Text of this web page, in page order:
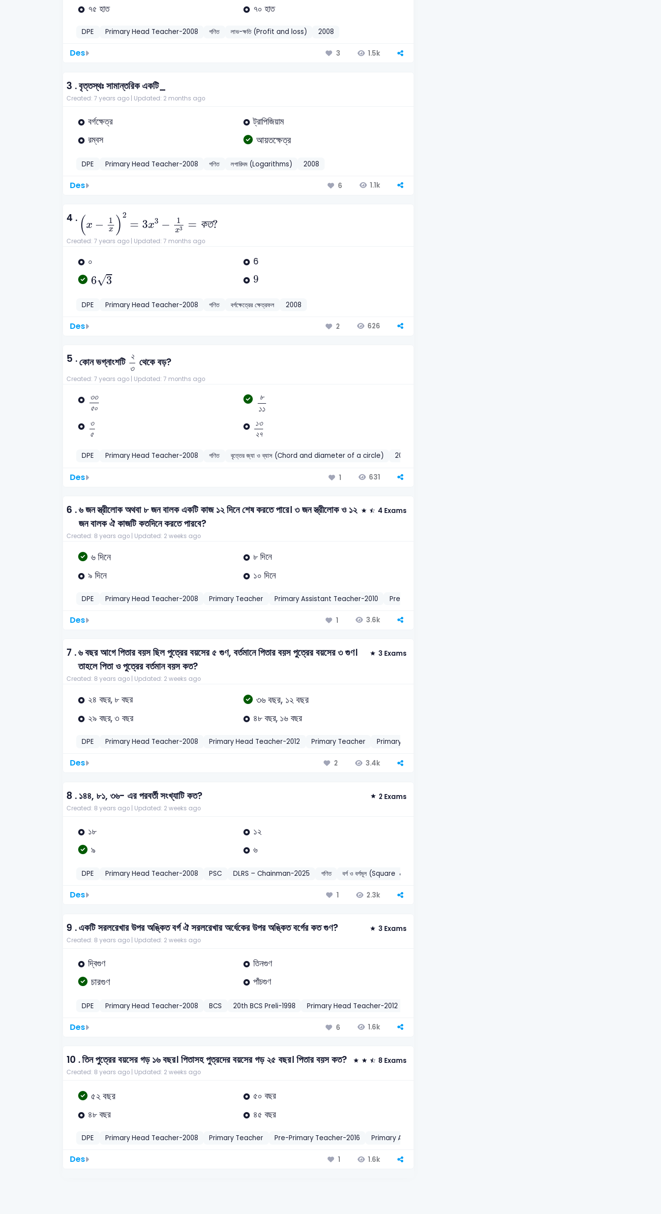
৭৫ হাত
৭০ হাত
DPE Primary Head Teacher-2008 গণিত লাভ-ক্ষতি (Profit and loss) 2008
Des 3 1.5k
3 .বৃত্তস্থঃ সামান্তরিক একটি_
Created: 7 years ago | Updated: 2 months ago
বর্গক্ষেত্র
ট্রাপিজিয়াম
রম্বস
আয়তক্ষেত্র
DPE Primary Head Teacher-2008 গণিত লগারিদম (Logarithms) 2008
Des 6 1.1k
4 . (x − 1
x ) 2
= 3x3 − 1
x3 = কত?
(x 2=3
Created: 7 years ago | Updated: 7 months ago
০ 6
6√3
6 3 9
9
DPE Primary Head Teacher-2008 গণিত বর্গক্ষেত্রের ক্ষেত্রফল 2008
Des 2 626
5 .কোন ভগ্নাংশটি ২
৩
২৩
থেকে বড়?
Created: 7 years ago | Updated: 7 months ago
৩৩
৫০
৩৩
৮
১১
৮১
৩
৫
৩৫ ১৩
২৭
১৩
DPE Primary Head Teacher-2008 গণিত বৃত্তের জ্যা ও ব্যাস (Chord and diameter of a circle) 2008
Des 1 631
6 .৬ জন স্ত্রীলোক অথবা ৮ জন বালক একটি কাজ ১২ দিনে শেষ করতে পারে। ৩ জন স্ত্রীলোক ও ১২
জন বালক ঐ কাজটি কতদিনে করতে পারবে?
4 Exams
Created: 8 years ago | Updated: 2 weeks ago
৬ দিনে
৮ দিনে
৯ দিনে
১০ দিনে
DPE Primary Head Teacher-2008 Primary Teacher Primary Assistant Teacher-2010 Pre-Primary Teacher-2016
Des 1 3.6k
7 .৬ বছর আগে পিতার বয়স ছিল পুত্রের বয়সের ৫ গুণ, বর্তমানে পিতার বয়স পুত্রের বয়সের ৩ গুণ।
তাহলে পিতা ও পুত্রের বর্তমান বয়স কত?
3 Exams
Created: 8 years ago | Updated: 2 weeks ago
২৪ বছর, ৮ বছর ৩৬ বছর, ১২ বছর
২৯ বছর, ৩ বছর ৪৮ বছর, ১৬ বছর
DPE Primary Head Teacher-2008 Primary Head Teacher-2012 Primary Teacher Primary Assistant Teacher-2011
Des 2 3.4k
8 .১৪৪, ৮১, ৩৬- এর পরবর্তী সংখ্যাটি কত? 2 Exams
Created: 8 years ago | Updated: 2 weeks ago
১৮ ১২
৯ ৬
DPE Primary Head Teacher-2008 PSC DLRS – Chainman-2025 গণিত বর্গ ও বর্গমূল (Square & Square root)
Des 1 2.3k
9 .একটি সরলরেখার উপর অঙ্কিত বর্গ ঐ সরলরেখার অর্ধেকের উপর অঙ্কিত বর্গের কত গুণ? 3 Exams
Created: 8 years ago | Updated: 2 weeks ago
দ্বিগুণ তিনগুণ
চারগুণ পাঁচগুণ
DPE Primary Head Teacher-2008 BCS 20th BCS Preli-1998 Primary Head Teacher-2012
Des 6 1.6k
10 .তিন পুত্রের বয়সের গড় ১৬ বছর। পিতাসহ পুত্রদের বয়সের গড় ২৫ বছর। পিতার বয়স কত? 8 Exams
Created: 8 years ago | Updated: 2 weeks ago
৫২ বছর
৫০ বছর
৪৮ বছর
৪৫ বছর
DPE Primary Head Teacher-2008 Primary Teacher Pre-Primary Teacher-2016 Primary Assistant Teacher-2019
Des 1 1.6k